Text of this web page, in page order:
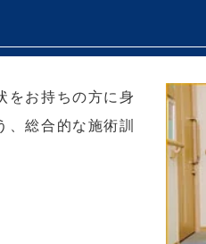
をお持ちの方に身
総合的な施術訓